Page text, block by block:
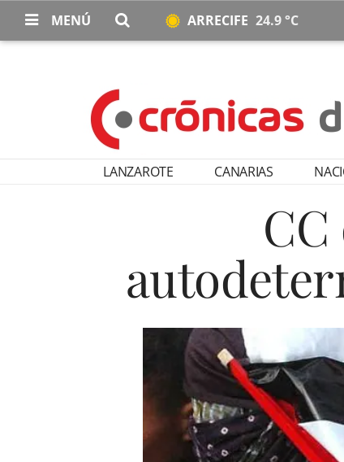
MENÚ ARRECIFE 24.9 °C
LANZAROTE CANARIAS